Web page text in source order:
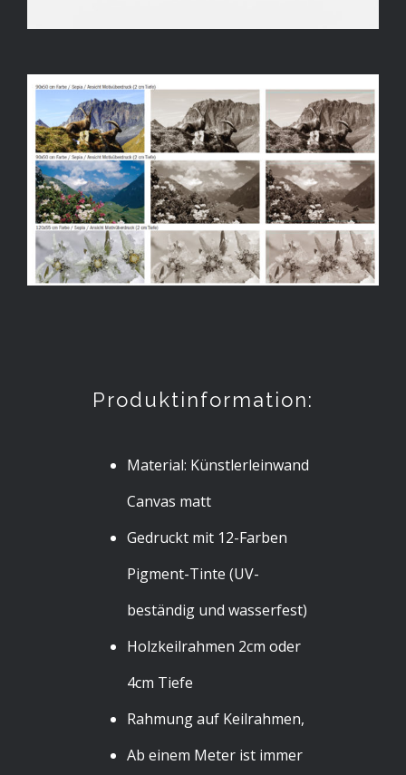
Produktinformation:
Material: Künstlerleinwand
Canvas matt
Gedruckt mit 12-Farben
Pigment-Tinte (UV-
beständig und wasserfest)
Holzkeilrahmen 2cm oder
4cm Tiefe
Rahmung auf Keilrahmen,
Ab einem Meter ist immer